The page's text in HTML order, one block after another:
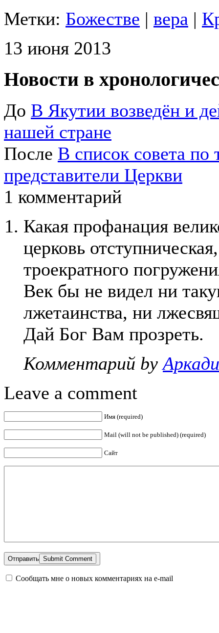
Метки: Божестве | вера |
13 июня 2013
Новости в
До В Якутии возведён и
нашей стране
После В список совета
представители Церкви
1 комментарий
Какая профанация
церковь
троекратного
Век бы не видел ни
лжетаинства, ни
Дай Бог Вам прозреть.
Комментарий by
Leave a comment
Имя (required)
Mail (will not be published) (required)
Сайт
Отправить
Сообщать мне о новых комментариях на e-mail